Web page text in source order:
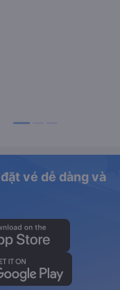
vé dễ dàng và